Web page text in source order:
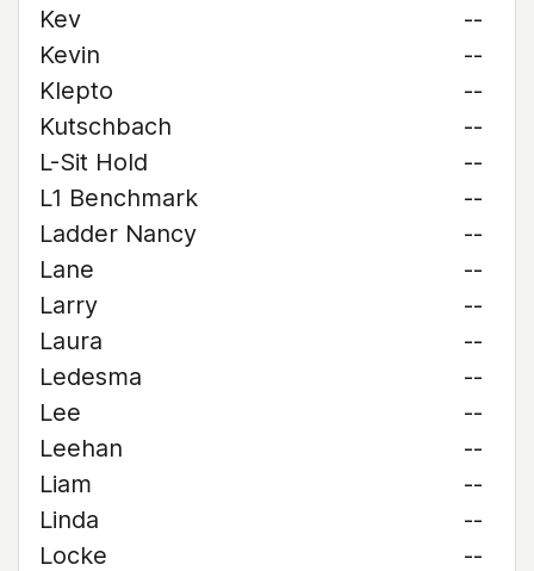
Kev
--
Kevin
--
Klepto
--
Kutschbach
--
L-Sit Hold
--
L1 Benchmark
--
Ladder Nancy
--
Lane
--
Larry
--
Laura
--
Ledesma
--
Lee
--
Leehan
--
Liam
--
Linda
--
Locke
--